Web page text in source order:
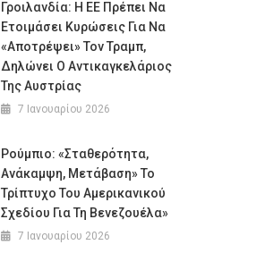
Γροιλανδία: Η ΕΕ Πρέπει Να
Ετοιμάσει Κυρώσεις Για Να
«αποτρέψει» Τον Τραμπ,
Δηλώνει Ο Αντικαγκελάριος
Της Αυστρίας
7 Ιανουαρίου 2026
Ρούμπιο: «Σταθερότητα,
Ανάκαμψη, Μετάβαση» Το
Τρίπτυχο Του Αμερικανικού
Σχεδίου Για Τη Βενεζουέλα»
7 Ιανουαρίου 2026